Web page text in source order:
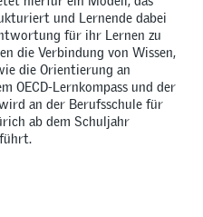
und Lernende dabei
für ihr Lernen zu
die Verbindung von Wissen,
die Orientierung an
OECD-Lernkompass und der
an der Berufsschule für
ab dem Schuljahr